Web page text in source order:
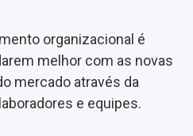
organizacional é
melhor com as novas
mercado através da
e equipes.